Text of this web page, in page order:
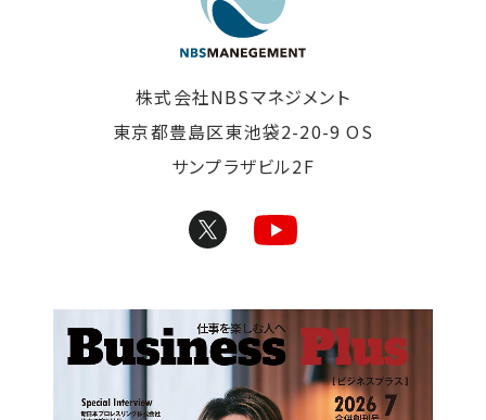
株式会社NBSマネジメント
東京都豊島区東池袋2-20-9 OS
サンプラザビル2F